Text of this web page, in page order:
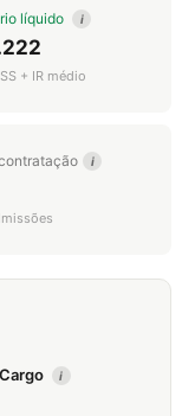
líquido i
+ IR médio
i
i